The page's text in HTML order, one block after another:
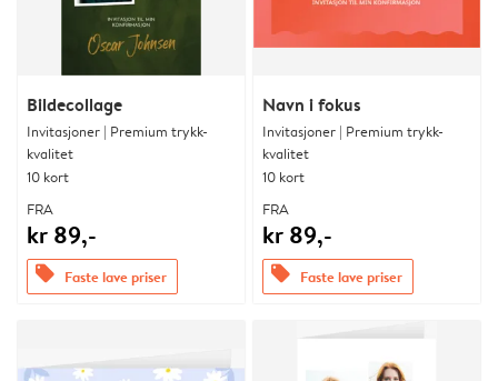
Bildecollage
Invitasjoner | Premium trykk-
kvalitet
10 kort
FRA
kr 89,-
offers Faste lave priser
Navn i fokus
Invitasjoner | Premium trykk-
kvalitet
10 kort
FRA
kr 89,-
offers Faste lave priser